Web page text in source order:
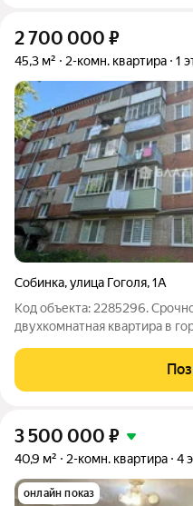
2 700 000 ₽
45,3 м² 2-комн. квартира 1
Собинка,улица Гоголя,1А
Код объекта: 2285296.
двухкомнатная квартира в
ищет комфортное жильё в
находится на первом этаже
3 500 000 ₽
40,9 м² 2-комн. квартира 4
онлайн показ